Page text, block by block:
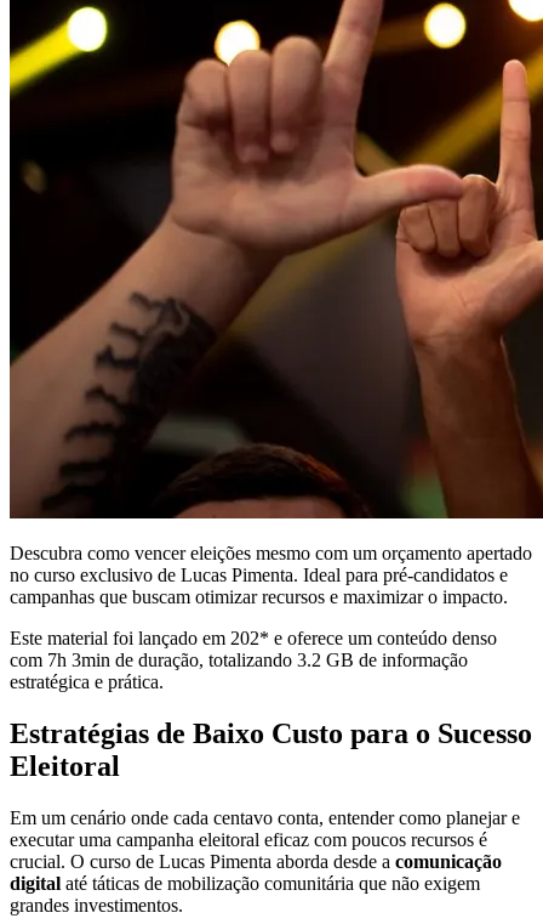
Descubra como vencer eleições mesmo com um orçamento apertado
no curso exclusivo de Lucas Pimenta. Ideal para pré-candidatos e
campanhas que buscam otimizar recursos e maximizar o impacto.
Este material foi lançado em 202* e oferece um conteúdo denso
com 7h 3min de duração, totalizando 3.2 GB de informação
estratégica e prática.
Estratégias de Baixo Custo para o Sucesso
Eleitoral
Em um cenário onde cada centavo conta, entender como planejar e
executar uma campanha eleitoral eficaz com poucos recursos é
crucial. O curso de Lucas Pimenta aborda desde a comunicação
digital até táticas de mobilização comunitária que não exigem
grandes investimentos.